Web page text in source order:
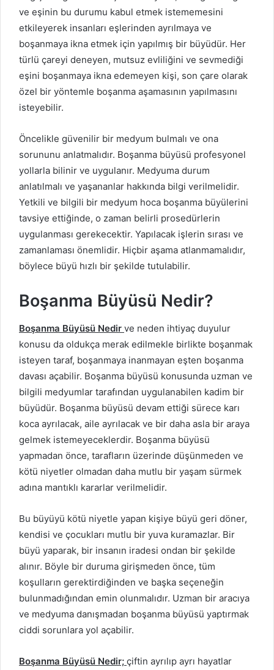
ve eşinin bu durumu kabul etmek istememesini
etkileyerek insanları eşlerinden ayrılmaya ve
boşanmaya ikna etmek için yapılmış bir büyüdür. Her
türlü çareyi deneyen, mutsuz evliliğini ve sevmediği
eşini boşanmaya ikna edemeyen kişi, son çare olarak
özel bir yöntemle boşanma aşamasının yapılmasını
isteyebilir.
Öncelikle güvenilir bir medyum bulmalı ve ona
sorununu anlatmalıdır. Boşanma büyüsü profesyonel
yollarla bilinir ve uygulanır. Medyuma durum
anlatılmalı ve yaşananlar hakkında bilgi verilmelidir.
Yetkili ve bilgili bir medyum hoca boşanma büyülerini
tavsiye ettiğinde, o zaman belirli prosedürlerin
uygulanması gerekecektir. Yapılacak işlerin sırası ve
zamanlaması önemlidir. Hiçbir aşama atlanmamalıdır,
böylece büyü hızlı bir şekilde tutulabilir.
Boşanma Büyüsü Nedir?
Boşanma Büyüsü Nedir ve neden ihtiyaç duyulur
konusu da oldukça merak edilmekle birlikte boşanmak
isteyen taraf, boşanmaya inanmayan eşten boşanma
davası açabilir. Boşanma büyüsü konusunda uzman ve
bilgili medyumlar tarafından uygulanabilen kadim bir
büyüdür. Boşanma büyüsü devam ettiği sürece karı
koca ayrılacak, aile ayrılacak ve bir daha asla bir araya
gelmek istemeyeceklerdir. Boşanma büyüsü
yapmadan önce, tarafların üzerinde düşünmeden ve
kötü niyetler olmadan daha mutlu bir yaşam sürmek
adına mantıklı kararlar verilmelidir.
Bu büyüyü kötü niyetle yapan kişiye büyü geri döner,
kendisi ve çocukları mutlu bir yuva kuramazlar. Bir
büyü yaparak, bir insanın iradesi ondan bir şekilde
alınır. Böyle bir duruma girişmeden önce, tüm
koşulların gerektirdiğinden ve başka seçeneğin
bulunmadığından emin olunmalıdır. Uzman bir aracıya
ve medyuma danışmadan boşanma büyüsü yaptırmak
ciddi sorunlara yol açabilir.
Boşanma Büyüsü Nedir; çiftin ayrılıp ayrı hayatlar